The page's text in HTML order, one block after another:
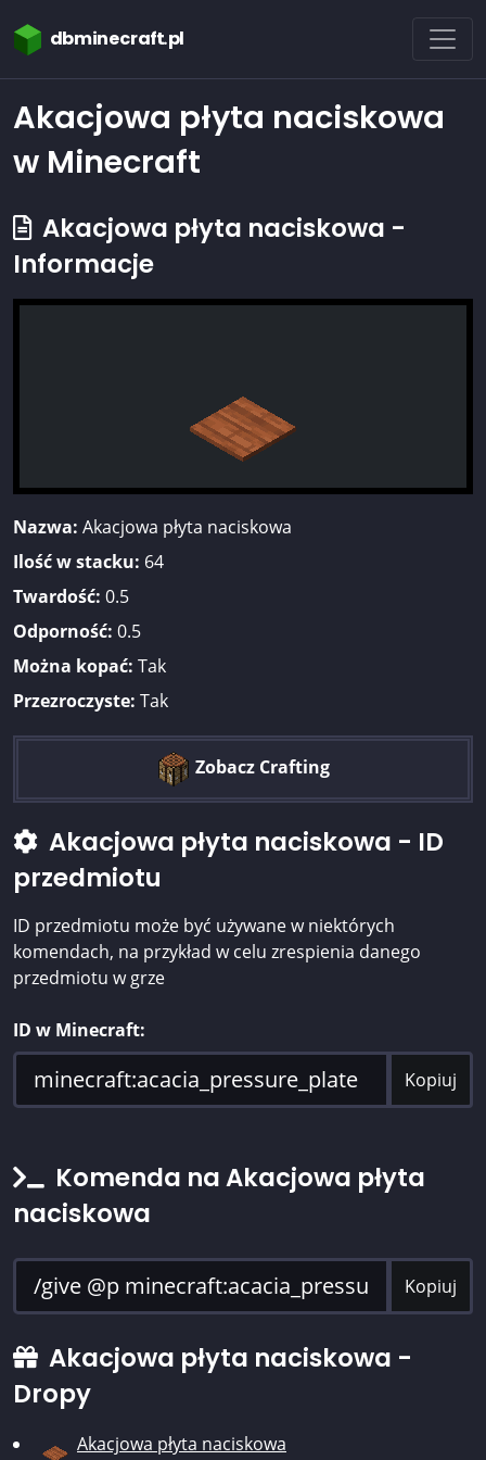
dbminecraft.pl
Akacjowa płyta naciskowa
w Minecraft
Akacjowa płyta naciskowa -
Informacje
Nazwa: Akacjowa płyta naciskowa
Ilość w stacku: 64
Twardość: 0.5
Odporność: 0.5
Można kopać: Tak
Przezroczyste: Tak
Zobacz Crafting
Akacjowa płyta naciskowa - ID
przedmiotu
ID przedmiotu może być używane w niektórych
komendach, na przykład w celu zrespienia danego
przedmiotu w grze
ID w Minecraft:
Kopiuj
Komenda na Akacjowa płyta
naciskowa
Kopiuj
Akacjowa płyta naciskowa -
Dropy
Akacjowa płyta naciskowa